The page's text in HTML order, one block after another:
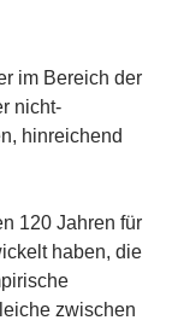
im Bereich der
nicht-
hinreichend
120 Jahren für
haben, die
zwischen